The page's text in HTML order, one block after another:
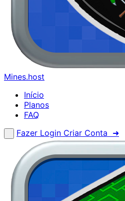
Mines.host
Início
Planos
FAQ
Fazer Login Criar Conta ➜